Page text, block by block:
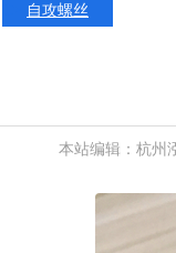
自攻螺丝
本站编辑：杭州